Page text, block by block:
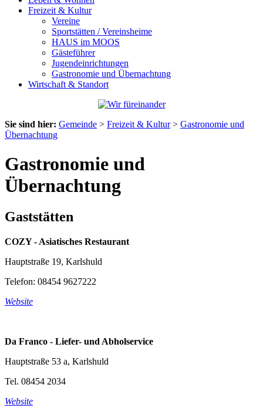
Freizeit & Kultur
Vereine
Sportstätten / Vereinsheime
HAUS im MOOS
Gästeführer
Jugendeinrichtungen
Gastronomie und Übernachtung
Wirtschaft & Standort
Sie sind hier: Gemeinde > Freizeit & Kultur> Gastronomie und
Übernachtung
Gastronomie und
Übernachtung
Gaststätten
COZY - Asiatisches Restaurant
Hauptstraße 19, Karlshuld
Telefon: 08454 9627222
Website
Da Franco - Liefer- und Abholservice
Hauptstraße 53 a, Karlshuld
Tel. 08454 2034
Website